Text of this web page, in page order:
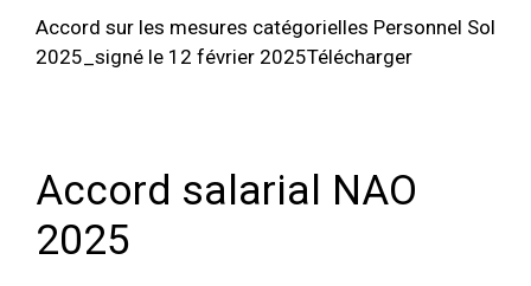
Accord sur les mesures catégorielles Personnel Sol
2025_signé le 12 février 2025Télécharger
Accord salarial NAO
2025